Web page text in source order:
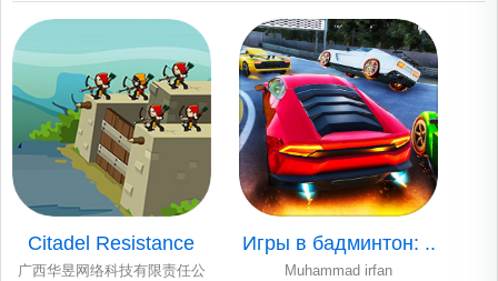
Citadel Resistance
广西华昱网络科技有限责任公
Игры в бадминтон: ..
Muhammad irfan